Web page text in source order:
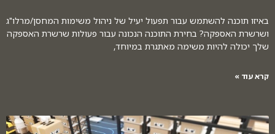
באיזו תוכנה להשתמש עבור תפעול יעיל של ניהול משימות המחסן/מרלו"ג
ושרשרת האספקה? בחירת התוכנה הנכונה עבור פעולות שרשרת האספקה
שלך יכולה להיות משימה מאתגרת במיוחד,
קרא עוד »